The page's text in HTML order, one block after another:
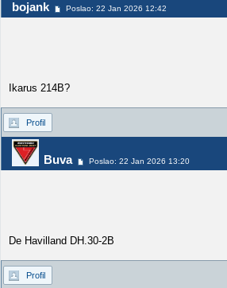
bojank Poslao: 22 Jan 2026 12:42
Ikarus 214B?
Profil
Buva Poslao: 22 Jan 2026 13:20
De Havilland DH.30-2B
Profil